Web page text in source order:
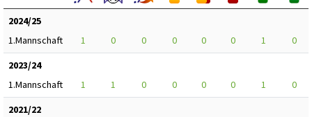
2024/25
1.Mannschaft
1 0 0 0 0 0 1
0
2023/24
1.Mannschaft
1 1 0 0 0 0 1
0
2021/22